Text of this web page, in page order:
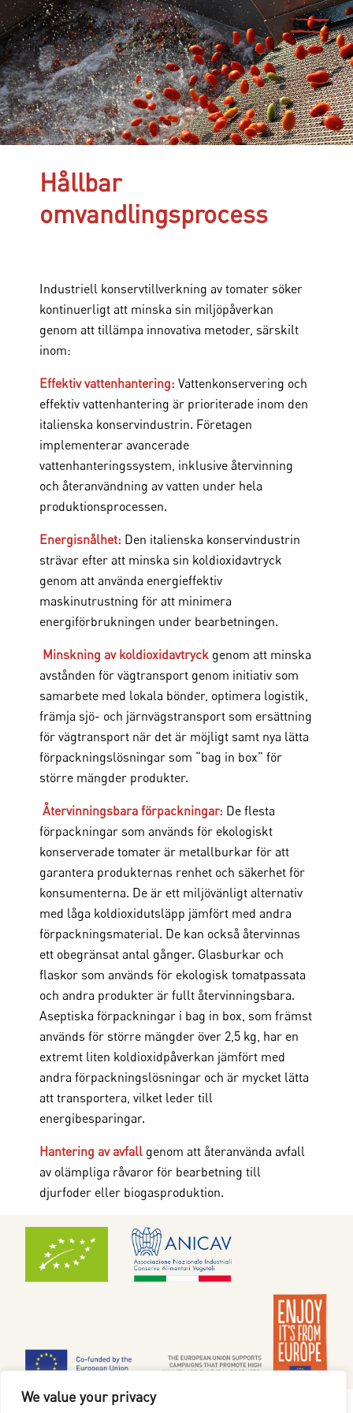
We value your privacy
Hållbar
omvandlingsprocess
Industriell konservtillverkning av tomater söker
kontinuerligt att minska sin miljöpåverkan
genom att tillämpa innovativa metoder, särskilt
inom:
Effektiv vattenhantering: Vattenkonservering och
effektiv vattenhantering är prioriterade inom den
italienska konservindustrin. Företagen
implementerar avancerade
vattenhanteringssystem, inklusive återvinning
och återanvändning av vatten under hela
produktionsprocessen.
Energisnålhet: Den italienska konservindustrin
strävar efter att minska sin koldioxidavtryck
genom att använda energieffektiv
maskinutrustning för att minimera
energiförbrukningen under bearbetningen.
Minskning av koldioxidavtryck genom att minska
avstånden för vägtransport genom initiativ som
samarbete med lokala bönder, optimera logistik,
främja sjö- och järnvägstransport som ersättning
för vägtransport när det är möjligt samt nya lätta
förpackningslösningar som “bag in box” för
större mängder produkter.
Återvinningsbara förpackningar: De flesta
förpackningar som används för ekologiskt
konserverade tomater är metallburkar för att
garantera produkternas renhet och säkerhet för
konsumenterna. De är ett miljövänligt alternativ
med låga koldioxidutsläpp jämfört med andra
förpackningsmaterial. De kan också återvinnas
ett obegränsat antal gånger. Glasburkar och
flaskor som används för ekologisk tomatpassata
och andra produkter är fullt återvinningsbara.
Aseptiska förpackningar i bag in box, som främst
används för större mängder över 2,5 kg, har en
extremt liten koldioxidpåverkan jämfört med
andra förpackningslösningar och är mycket lätta
att transportera, vilket leder till
energibesparingar.
Hantering av avfall genom att återanvända avfall
av olämpliga råvaror för bearbetning till
djurfoder eller biogasproduktion.